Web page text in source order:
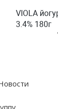
VIOLA
3.4% 180г